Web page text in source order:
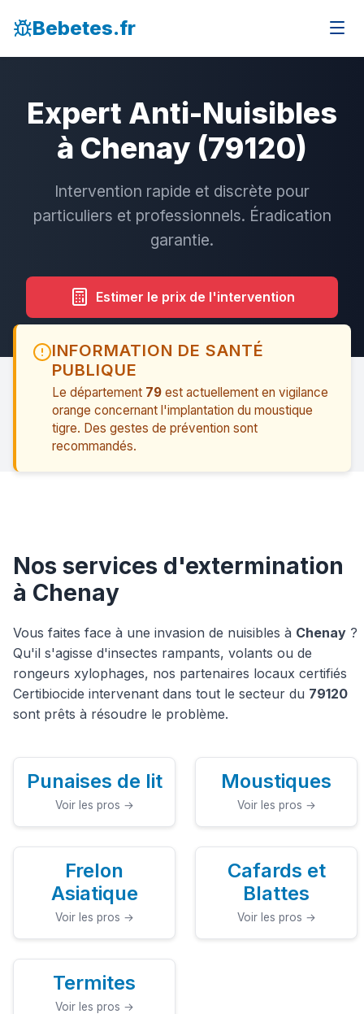
Bebetes.fr
Expert Anti-Nuisibles
à Chenay (79120)
Intervention rapide et discrète pour
particuliers et professionnels. Éradication
garantie.
Estimer le prix de l'intervention
INFORMATION DE SANTÉ
PUBLIQUE
Le département 79 est actuellement en vigilance
orange concernant l'implantation du moustique
tigre. Des gestes de prévention sont
recommandés.
Nos services d'extermination
à Chenay
Vous faites face à une invasion de nuisibles à Chenay ?
Qu'il s'agisse d'insectes rampants, volants ou de
rongeurs xylophages, nos partenaires locaux certifiés
Certibiocide intervenant dans tout le secteur du 79120
sont prêts à résoudre le problème.
Punaises de lit
Voir les pros →
Moustiques
Voir les pros →
Frelon
Asiatique
Voir les pros →
Cafards et
Blattes
Voir les pros →
Termites
Voir les pros →